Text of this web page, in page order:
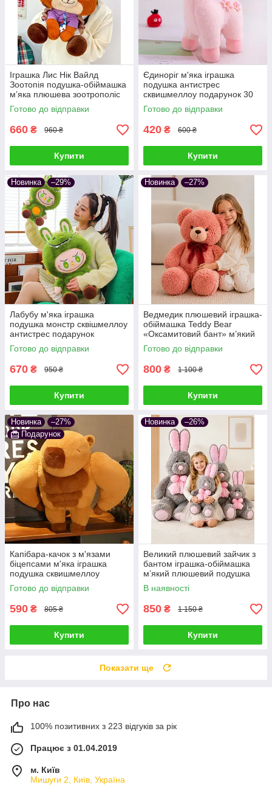
Іграшка Лис Нік Вайлд
Зоотопія подушка-обіймашка
м’яка плюшева зоотрополіс
звірополіс сквішмеллоу
подарунок дітям та дорослим
Готово до відправки
660 ₴ 960 ₴
Купити
Єдиноріг м'яка іграшка
подушка антистрес
сквишмеллоу подарунок 30
см Рожевий
Готово до відправки
420 ₴ 600 ₴
Купити
Новинка –29%
Лабубу м'яка іграшка
подушка монстр сквішмеллоу
антистрес подарунок
Готово до відправки
670 ₴ 950 ₴
Купити
Новинка –27%
Ведмедик плюшевий іграшка-
обіймашка Teddy Bear
«Оксамитовий бант» м’який
подушка сквішмеллоу
антистрес подарунок дітям та
дорослим
Готово до відправки
800 ₴ 1 100 ₴
Купити
Новинка
–27%
Подарунок
Капібара-качок з м'язами
біцепсами м'яка іграшка
подушка сквишмеллоу
спортсмен антистрес на
подарунок накачений
capybara
Готово до відправки
590 ₴ 805 ₴
Купити
Новинка –26%
Великий плюшевий зайчик з
бантом іграшка-обіймашка
м’який плюшевий подушка
сквішмеллоу антистрес
подарунок дітям та дорослим
В наявності
850 ₴ 1 150 ₴
Купити
Показати ще
Про нас
100% позитивних з 223 відгуків за рік
Працює з 01.04.2019
м. Київ
Мишуги 2, Київ, Україна